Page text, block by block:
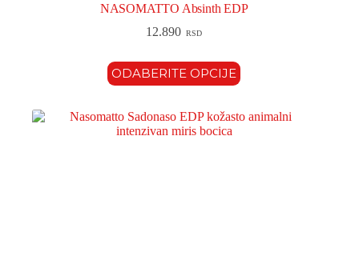
NASOMATTO Absinth EDP
12.890 RSD
ODABERITE OPCIJE